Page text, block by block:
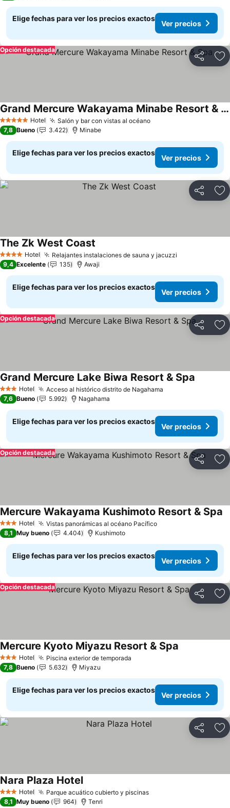
Elige fechas para ver los precios exactos
Ver precios
Compartir
Opción destacada
5 Estrellas Hotel Salón y bar con vistas al océanoVer precios
Grand Mercure Wakayama Minabe Resort & Spa
Ver precios
7,8 Bueno 3.422 Minabe
Elige fechas para ver los precios exactos
Ver precios
Compartir
4 EstrellasHotel Relajantes instalaciones de sauna y jacuzzi
The Zk West Coast
9,4 Excelente 135 Awaji
Elige fechas para ver los precios exactos
Ver precios
Compartir
Opción destacada
3 Estrellas
Hotel Acceso al histórico distrito de Nagahama
Grand Mercure Lake Biwa Resort & Spa
7,6 Bueno 5.992 Nagahama
Elige fechas para ver los precios exactos
Ver precios
Compartir
Opción destacada
3 Estrellas
Hotel Vistas panorámicas al océano PacíficoVer precios
Mercure Wakayama Kushimoto Resort & Spa
8,1 Muy bueno 4.404 Kushimoto
Elige fechas para ver los precios exactos
Ver precios
Compartir
Opción destacada
3 Estrellas
Hotel Piscina exterior de temporada
Mercure Kyoto Miyazu Resort & Spa
7,8 Bueno 5.632 Miyazu
Elige fechas para ver los precios exactos
Ver precios
Compartir
3 Estrellas
Hotel Parque acuático cubierto y piscinasVer precios
Nara Plaza HotelVer precios
8,1 Muy bueno 964 Tenri